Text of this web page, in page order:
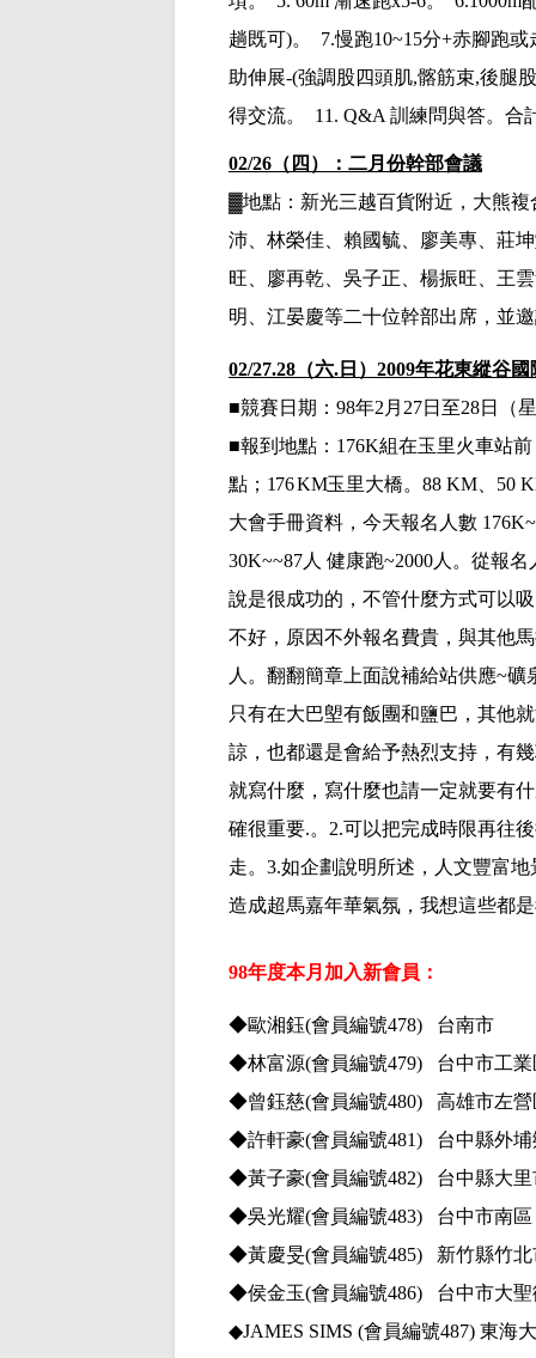
趟既可)。 7.慢跑10~15分+赤腳跑或
助伸展-(強調股四頭肌,髂筋束,後腿
得交流。
11. Q&A 訓練問與答。合
02/26（四）：二月份幹部會議
▓地點：新光三越百貨附近，大熊
沛、林榮佳、 賴國毓、廖美專、莊
旺、廖再乾、吳子正、楊振旺、王
明、江晏慶等二十位幹部出席，並
02/27.28（六.日） 2009年花東縱谷
■競賽日期： 98年2月27日 至28日（
■報到地點： 176K組在玉里火車站
點； 176 KM玉里大橋。 88 KM
50
大會手冊資料，今天報名人數
30K~~87人 健康跑~2000人。從報
說是很成功的，不管什麼方式可以
不好，原因不外報名費貴，與其他
人。翻翻簡章上面說補給站供應~礦
只有在大巴塱有飯團和鹽巴，其他
諒，也都還是會給予熱烈支持，有
就寫什麼，寫什麼也請一定就要有
確很重要.。 2.可以把完成時限再往
走。 3.如企劃說明所述，人文豐富
造成超馬嘉年華氣氛，我想這些都
98年度本月加入新會員：
◆歐湘鈺(會員編號478) 台南
◆林富源(會員編號479) 台中市
◆曾鈺慈(會員編號480) 高雄市
◆許軒豪(會員編號481) 台
◆黃子豪(會員編號482) 台中縣
◆吳光耀(會員編號483) 台中市
◆黃慶旻(會員編號485) 新竹縣
◆侯金玉(會員編號486) 台中市
◆JAMES SIMS (會員編號487) 東海